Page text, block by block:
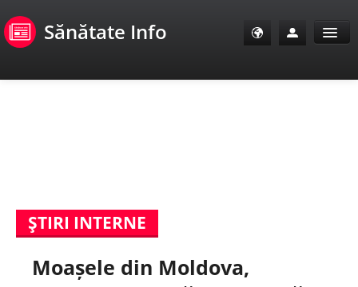
Sănătate Info
E-Sănătate Pacienți
E-Sănătate Medici
ŞTIRI INTERNE
Moașele din Moldova,